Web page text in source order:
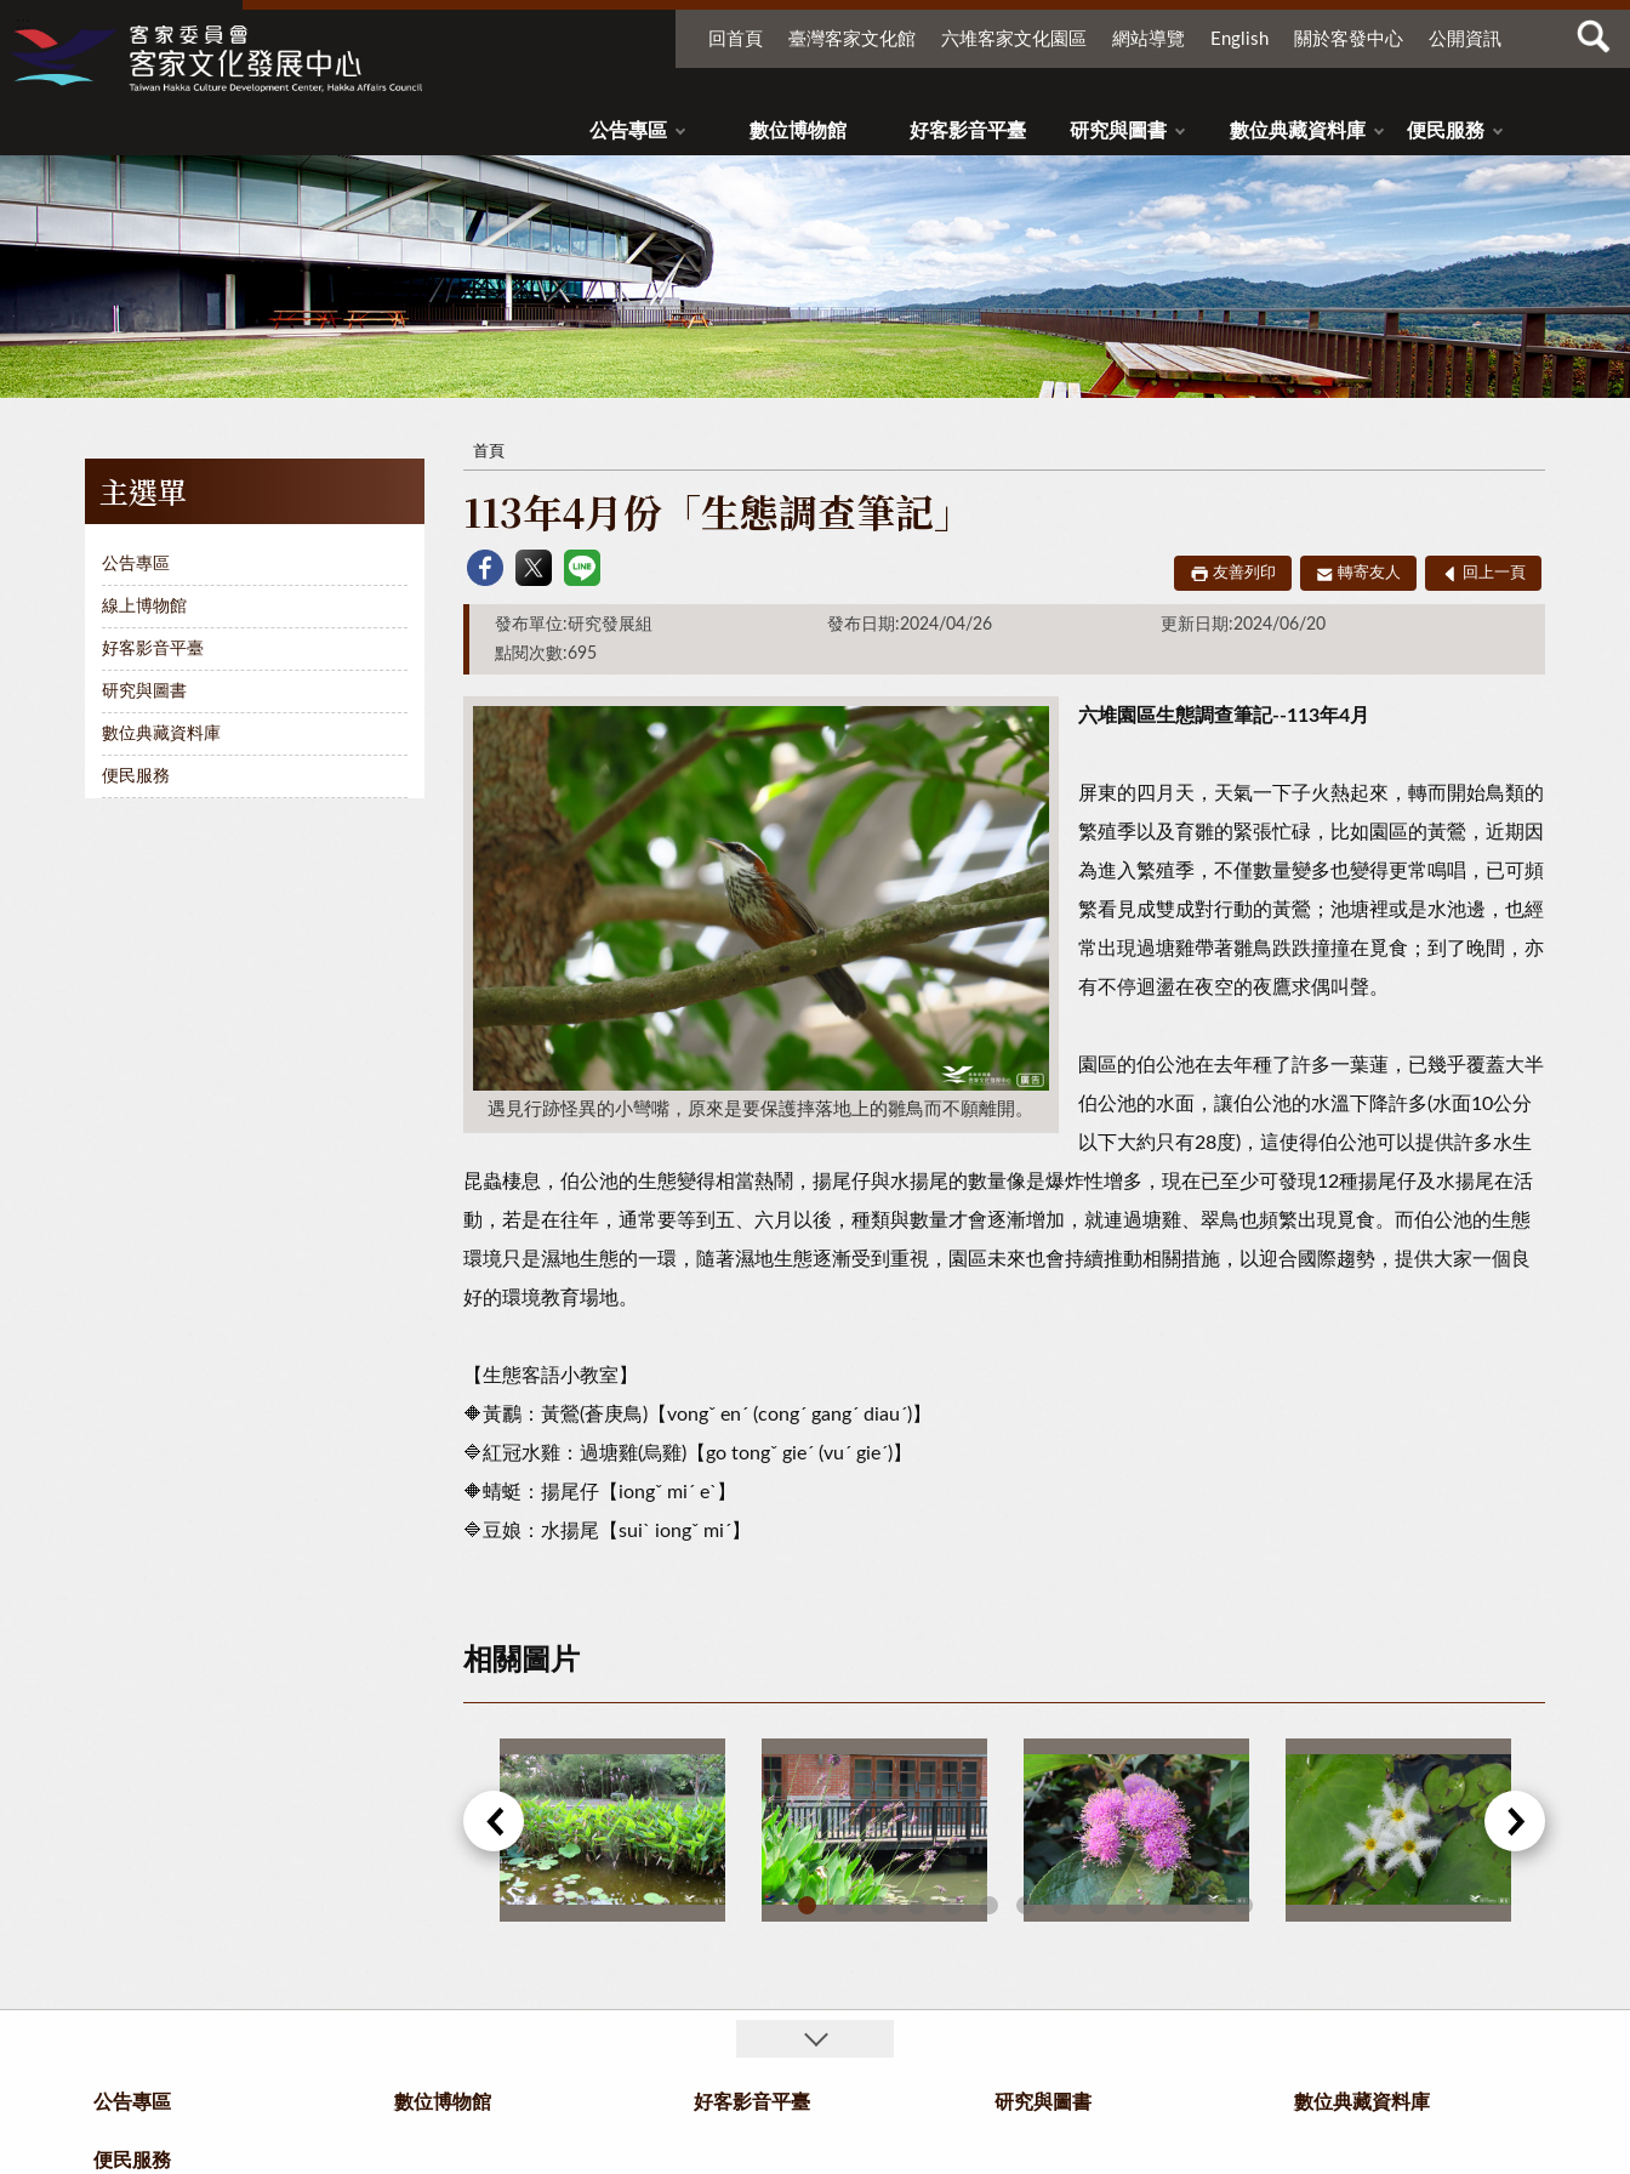
回首頁 臺灣客家文化館 六堆客家文化園區 網站導覽 English 關於客發中心 公開資訊
公告專區 數位博物館 好客影音平臺 研究與圖書 數位典藏資料庫 便民服務
主選單
公告專區
線上博物館
好客影音平臺
研究與圖書
數位典藏資料庫
便民服務
首頁
113年4月份「生態調查筆記」
友善列印 轉寄友人 回上一頁
發布單位:研究發展組 發布日期:2024/04/26
更新日期:2024/06/20
點閱次數:695
遇見行跡怪異的小彎嘴，原來是要保護摔落地上的雛鳥而不願離開。
六堆園區生態調查筆記--113年4月
屏東的四月天，天氣一下子火熱起來，轉而開始鳥類的
繁殖季以及育雛的緊張忙碌，比如園區的黃鶯，近期因
為進入繁殖季，不僅數量變多也變得更常鳴唱，已可頻
繁看見成雙成對行動的黃鶯；池塘裡或是水池邊，也經
常出現過塘雞帶著雛鳥跌跌撞撞在覓食；到了晚間，亦
有不停迴盪在夜空的夜鷹求偶叫聲。
園區的伯公池在去年種了許多一葉蓮，已幾乎覆蓋大半
伯公池的水面，讓伯公池的水溫下降許多(水面10公分
以下大約只有28度)，這使得伯公池可以提供許多水生
昆蟲棲息，伯公池的生態變得相當熱鬧，揚尾仔與水揚尾的數量像是爆炸性增多，現在已至少可發現12種揚尾仔及水揚尾在活
動，若是在往年，通常要等到五、六月以後，種類與數量才會逐漸增加，就連過塘雞、翠鳥也頻繁出現覓食。而伯公池的生態
環境只是濕地生態的一環，隨著濕地生態逐漸受到重視，園區未來也會持續推動相關措施，以迎合國際趨勢，提供大家一個良
好的環境教育場地。
【生態客語小教室】
🔶黃鸝：黃鶯(蒼庚鳥)【vongˇ enˊ (congˊ gangˊ diauˊ)】
🔷紅冠水雞：過塘雞(烏雞)【go tongˇ gieˊ (vuˊ gieˊ)】
🔶蜻蜓：揚尾仔【iongˇ miˊ eˋ】
🔷豆娘：水揚尾【suiˋ iongˇ miˊ】
相關圖片
公告專區 數位博物館 好客影音平臺 研究與圖書 數位典藏資料庫
便民服務